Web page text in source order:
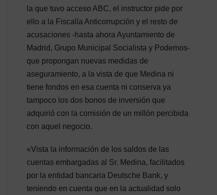
la que tuvo acceso ABC, el instructor pide por
ello a la Fiscalía Anticorrupción y el resto de
acusaciones -hasta ahora Ayuntamiento de
Madrid, Grupo Municipal Socialista y Podemos-
que propongan nuevas medidas de
aseguramiento, a la vista de que Medina ni
tiene fondos en esa cuenta ni conserva ya
tampoco los dos bonos de inversión que
adquirió con la comisión de un millón percibida
con aquel negocio.
«Vista la información de los saldos de las
cuentas embargadas al Sr. Medina, facilitados
por la entidad bancaria Deutsche Bank, y
teniendo en cuenta que en la actualidad solo